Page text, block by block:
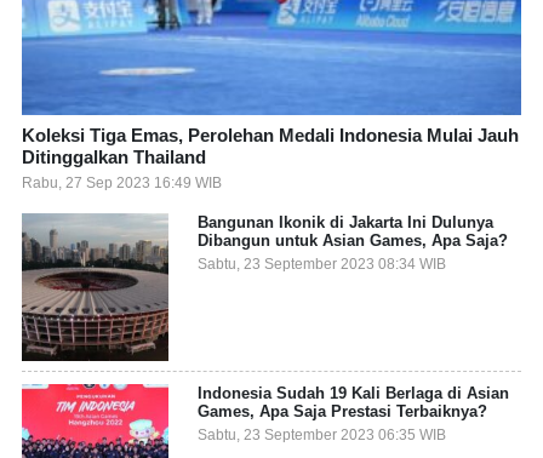
Koleksi Tiga Emas, Perolehan Medali Indonesia Mulai Jauh
Ditinggalkan Thailand
Rabu, 27 Sep 2023 16:49 WIB
Bangunan Ikonik di Jakarta Ini Dulunya
Dibangun untuk Asian Games, Apa Saja?
Sabtu, 23 September 2023 08:34 WIB
Indonesia Sudah 19 Kali Berlaga di Asian
Games, Apa Saja Prestasi Terbaiknya?
Sabtu, 23 September 2023 06:35 WIB